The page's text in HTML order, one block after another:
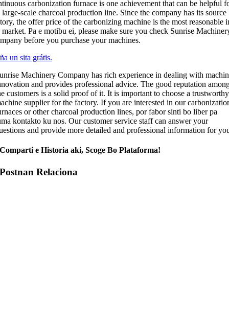
carbonization furnace is one achievement that can be helpful
large-scale charcoal production line. Since the company has its source
,the offer price of the carbonizing machine is the most reasonable
market. Pa e motibu ei,please make sure you check Sunrise
before you purchase your machines.
un sita grátis.
Machinery Company has rich experience in dealing with
and provides professional advice.The good reputation
customers is a solid proof of it.It is important to choose a trustworthy
supplier for the factory.If you are interested in our
or other charcoal production lines, por fabor sinti bo liber pa
kontakto ku nos.Our customer service staff can answer your
and provide more detailed and professional information for
Comparti e Historia aki, Scoge Bo Plataforma!
Postnan Relaciona